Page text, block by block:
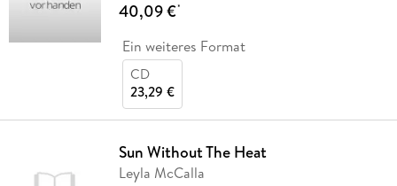
40,09 €*
Ein weiteres Format
CD
23,29 €
Sun Without The Heat
Leyla McCalla